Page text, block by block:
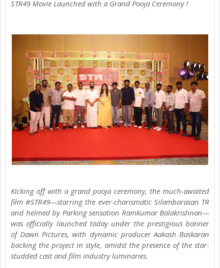
STR49 Movie Launched with a Grand Pooja Ceremony !
Kicking off with a grand pooja ceremony, the much-awaited
film #STR49—starring the ever-charismatic Silambarasan TR
and helmed by Parking sensation Ramkumar Balakrishnan—
was officially launched today under the prestigious banner
of Dawn Pictures, with dynamic producer Aakash Baskaran
backing the project in style, amidst the presence of the star-
studded cast and film industry luminaries.